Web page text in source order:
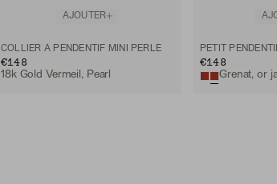
AJOUTER
COLLIER À PENDENTIF MINI PERLE
€148
18k Gold Vermeil, Pearl
PETIT
€148
Grenat, or